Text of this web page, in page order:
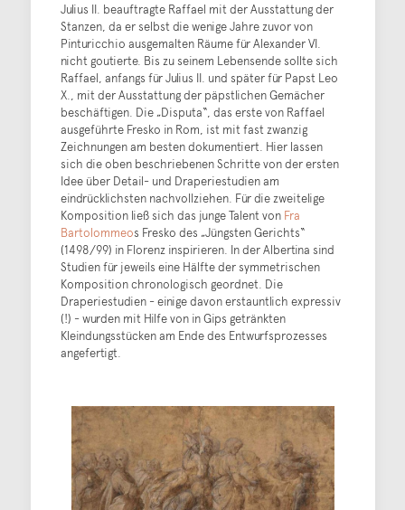
Julius II. beauftragte Raffael mit der Ausstattung der
Stanzen, da er selbst die wenige Jahre zuvor von
Pinturicchio ausgemalten Räume für Alexander VI.
nicht goutierte. Bis zu seinem Lebensende sollte sich
Raffael, anfangs für Julius II. und später für Papst Leo
X., mit der Ausstattung der päpstlichen Gemächer
beschäftigen. Die „Disputa“, das erste von Raffael
ausgeführte Fresko in Rom, ist mit fast zwanzig
Zeichnungen am besten dokumentiert. Hier lassen
sich die oben beschriebenen Schritte von der ersten
Idee über Detail- und Draperiestudien am
eindrücklichsten nachvollziehen. Für die zweitelige
Komposition ließ sich das junge Talent von Fra
Bartolommeos Fresko des „Jüngsten Gerichts“
(1498/99) in Florenz inspirieren. In der Albertina sind
Studien für jeweils eine Hälfte der symmetrischen
Komposition chronologisch geordnet. Die
Draperiestudien - einige davon erstauntlich expressiv
(!) - wurden mit Hilfe von in Gips getränkten
Kleindungsstücken am Ende des Entwurfsprozesses
angefertigt.